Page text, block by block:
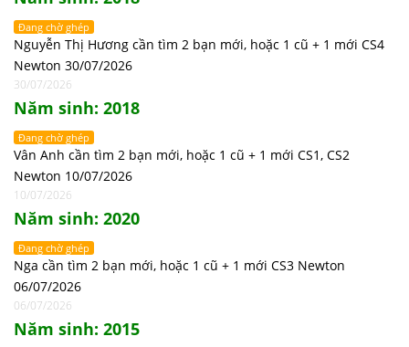
Đang chờ ghép
Nguyễn Thị Hương cần tìm 2 bạn mới, hoặc 1 cũ + 1 mới CS4
Newton 30/07/2026
30/07/2026
Năm sinh: 2018
Đang chờ ghép
Vân Anh cần tìm 2 bạn mới, hoặc 1 cũ + 1 mới CS1, CS2
Newton 10/07/2026
10/07/2026
Năm sinh: 2020
Đang chờ ghép
Nga cần tìm 2 bạn mới, hoặc 1 cũ + 1 mới CS3 Newton
06/07/2026
06/07/2026
Năm sinh: 2015